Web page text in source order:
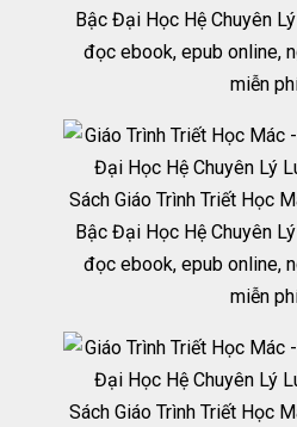
Bậc Đại Học Hệ Chuyên
đọc ebook, epub online,
miễn
Sách Giáo Trình Triết Học
Bậc Đại Học Hệ Chuyên
đọc ebook, epub online,
miễn
Sách Giáo Trình Triết Học